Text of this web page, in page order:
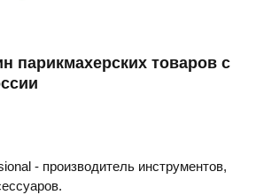
парикмахерских товаров с
- производитель инструментов,